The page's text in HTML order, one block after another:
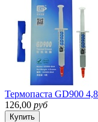
Термопаста GD900
126,00 руб
Купить